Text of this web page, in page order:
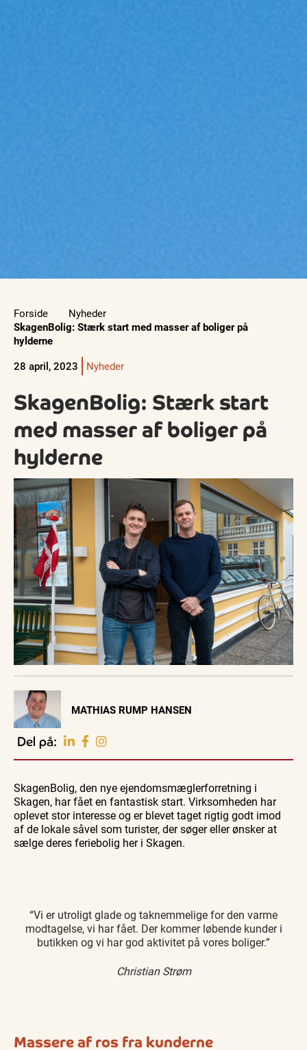
Forside
Nyheder
SkagenBolig: Stærk start med masser af boliger på
hylderne
28 april, 2023
Nyheder
SkagenBolig: Stærk start
med masser af boliger på
hylderne
Visit Vendsyssel
EVENTKALENDER
Oplev events i
Vendsyssel
natur og lokale events.
Se events
Skagen
med
Bedford
bussen
fra 1937
8. aug.
Skagen
med
Bedford
bussen
fra 1937
8. aug.
søsiden
med
Tunø
MATHIAS RUMP HANSEN
Del på:
SkagenBolig, den nye ejendomsmæglerforretning i
Skagen, har fået en fantastisk start. Virksomheden har
oplevet stor interesse og er blevet taget rigtig godt imod
af de lokale såvel som turister, der søger eller ønsker at
sælge deres feriebolig her i Skagen.
“Vi er utroligt glade og taknemmelige for den varme
modtagelse, vi har fået. Der kommer løbende kunder i
butikken og vi har god aktivitet på vores boliger.”
Christian Strøm
Massere af ros fra kunderne